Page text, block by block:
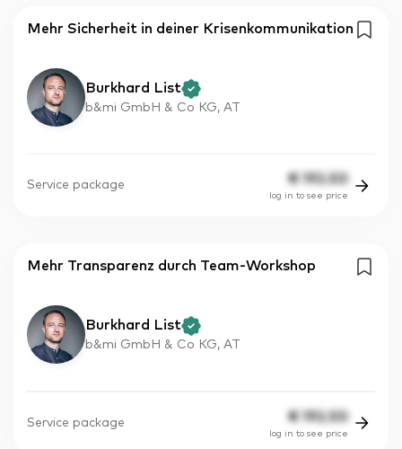
Mehr Sicherheit in deiner Krisenkommunikation
Burkhard List
b&mi GmbH & Co KG, AT
Service package € 192.50
log in to see price
Mehr Transparenz durch Team-Workshop
Burkhard List
b&mi GmbH & Co KG, AT
Service package € 192.50
log in to see price